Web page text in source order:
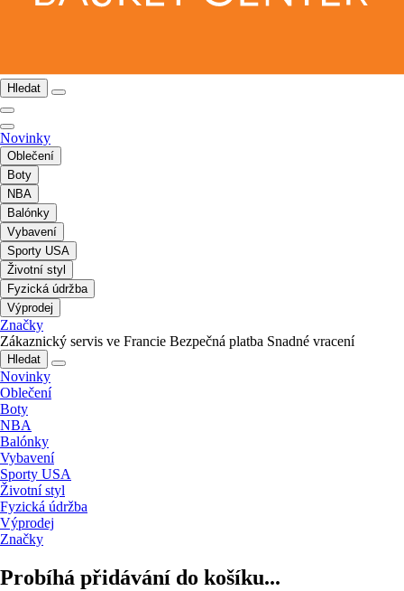
Hledat
Novinky
Oblečení
Boty
NBA
Balónky
Vybavení
Sporty USA
Životní styl
Fyzická údržba
Výprodej
Značky
Zákaznický servis ve Francie Bezpečná platba Snadné vracení
Hledat
Novinky
Oblečení
Boty
NBA
Balónky
Vybavení
Sporty USA
Životní styl
Fyzická údržba
Výprodej
Značky
Probíhá přidávání do košíku...